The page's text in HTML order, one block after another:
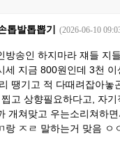
톱발톱뽑기 (2026-06-10
방송인 하지마라 쟤들 지
세 지금 800원인데 3천
땡기고 적 다때려잡아놓
고 상향필요하다고, 자
개쳐맞고 우는소리쳐하
랑 ㅈㄹ 말하는거 맞음 ㅇ